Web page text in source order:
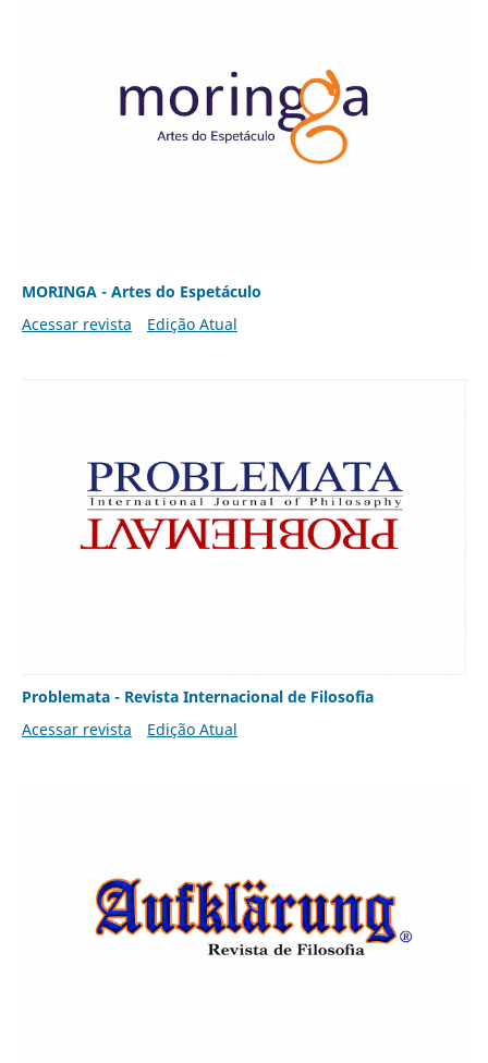
MORINGA - Artes do Espetáculo
Acessar revista
Edição Atual
Problemata - Revista Internacional de Filosofia
Acessar revista
Edição Atual